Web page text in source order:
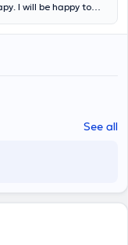
I will be happy to
or geriatric. Very
with the latest
available at the
and on
please contact me
See all